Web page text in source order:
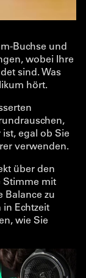
Buchse und
wobei Ihre
sind. Was
hört.
egal ob Sie
verwenden.
über den
Stimme mit
Balance zu
Echtzeit
wie Sie